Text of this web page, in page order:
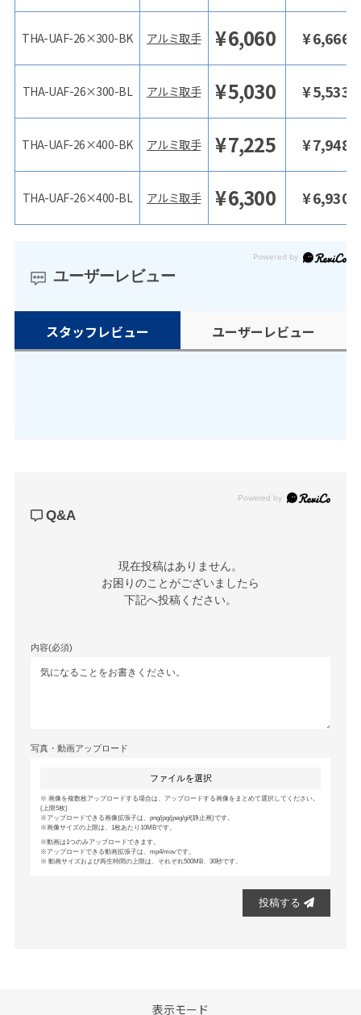
THA-UAF-26×300-BK
THA-UAF-26×300-BL
THA-UAF-26×400-BK
THA-UAF-26×400-BL
アルミ取手 ¥6,060 ¥6,666
アルミ取手 ¥5,030 ¥5,533
アルミ取手 ¥7,225 ¥7,948
アルミ取手 ¥6,300 ¥6,930
ユーザーレビュー
スタッフレビュー ユーザーレビュー
Powered by
Q&A
現在投稿はありません。
お困りのことがございましたら
下記へ投稿ください。
内容(必須)
写真・動画アップロード
ファイルを選択
画像を複数枚アップロードする場合は、アップロードする画像をまとめて選択してください。
(上限5枚)
アップロードできる画像拡張子は、png/jpg/jpeg/gif(静止画)です。
画像サイズの上限は、1枚あたり10MBです。
動画は1つのみアップロードできます。
アップロードできる動画拡張子は、mp4/movです。
動画サイズおよび再生時間の上限は、それぞれ500MB、30秒です。
投稿する
表示モード